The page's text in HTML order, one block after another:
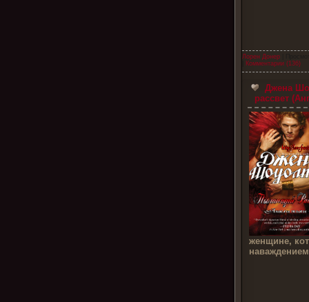
Лорен Донер
Комментарии (136)
Джена
рассвет
женщине,